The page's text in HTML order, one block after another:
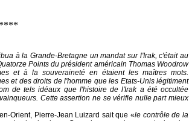
****
à la Grande-Bretagne un mandat sur l'Irak, c'était au
Points du président américain Thomas Woodrow
et à la souveraineté en étaient les maîtres mots.
et des droits de l'homme que les Etats-Unis légitiment
de tels idéaux que l'histoire de l'Irak a été occultée
Cette assertion ne se vérifie nulle part mieux
Orient, Pierre-Jean Luizard sait que «le contrôle de la